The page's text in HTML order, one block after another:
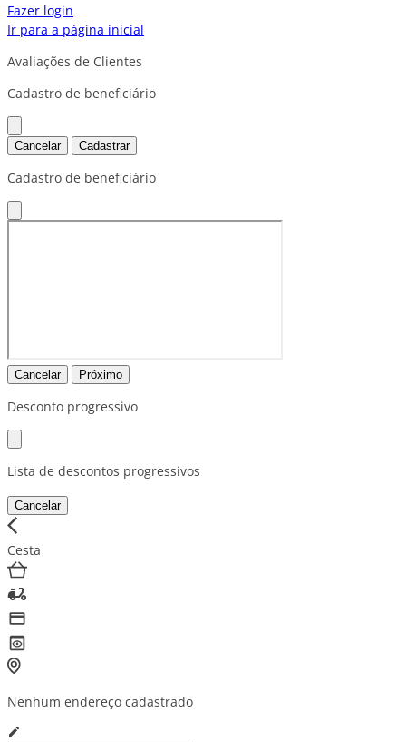
Fazer login
Ir para a página inicial
Avaliações de Clientes
Cadastro de beneficiário
Cancelar Cadastrar
Cadastro de beneficiário
Cancelar Próximo
Desconto progressivo
Lista de descontos progressivos
Cancelar
Cesta
Nenhum endereço cadastrado